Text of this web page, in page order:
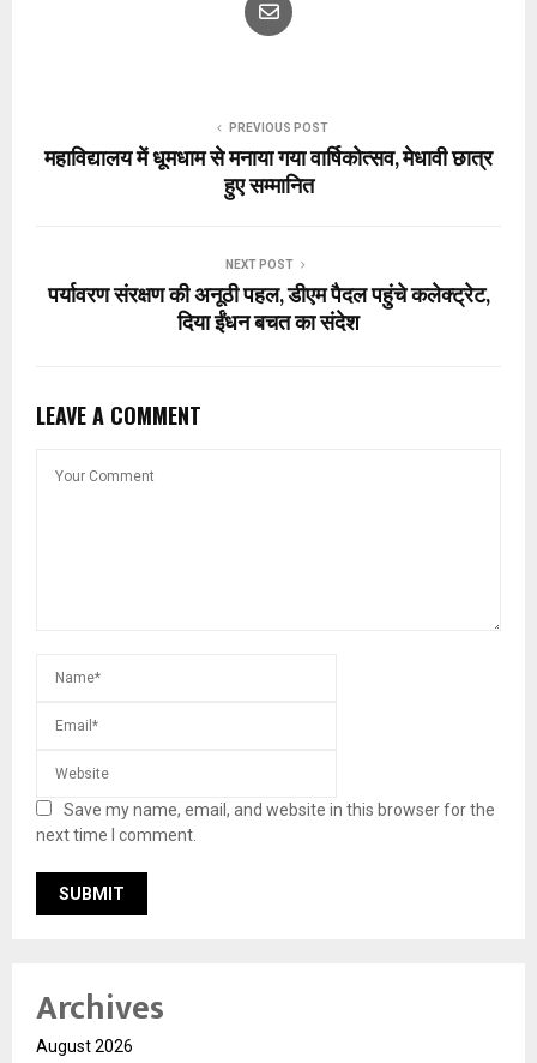
PREVIOUS POST
महाविद्यालय में धूमधाम से मनाया गया वार्षिकोत्सव, मेधावी छात्र
हुए सम्मानित
NEXT POST
पर्यावरण संरक्षण की अनूठी पहल, डीएम पैदल पहुंचे कलेक्ट्रेट,
दिया ईंधन बचत का संदेश
LEAVE A COMMENT
Save my name, email, and website in this browser for the
next time I comment.
Archives
August 2026